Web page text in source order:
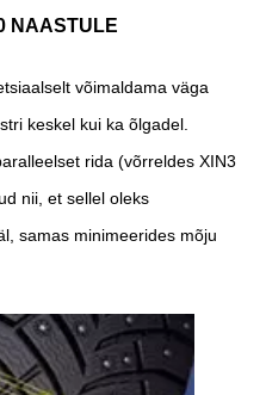
NAASTULE
võimaldama väga
keskel kui ka õlgadel.
rida (võrreldes XIN3
nii, et sellel oleks
samas minimeerides mõju